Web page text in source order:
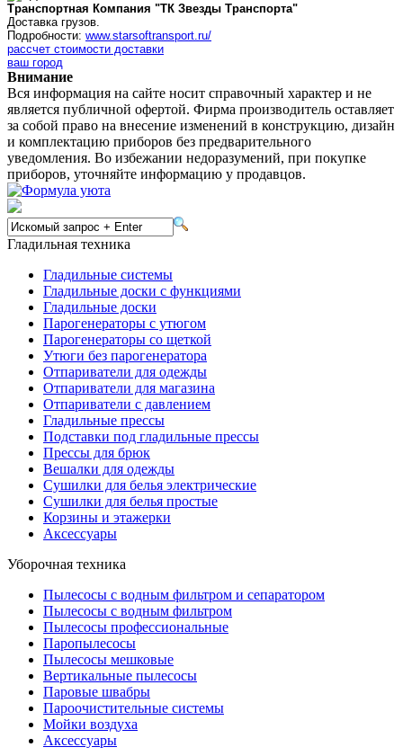
Транспортная Компания "ТК Звезды Транспорта"
Доставка грузов.
Подробности: www.starsoftransport.ru/
рассчет стоимости доставки
ваш город
Внимание
Вся информация на сайте носит справочный характер и не
является публичной офертой. Фирма производитель оставляет
за собой право на внесение изменений в конструкцию, дизайн
и комплектацию приборов без предварительного
уведомления. Во избежании недоразумений, при покупке
приборов, уточняйте информацию у продавцов.
Гладильная техника
Гладильные системы
Гладильные доски с функциями
Гладильные доски
Парогенераторы с утюгом
Парогенераторы со щеткой
Утюги без парогенератора
Отпариватели для одежды
Отпариватели для магазина
Отпариватели с давлением
Гладильные прессы
Подставки под гладильные прессы
Прессы для брюк
Вешалки для одежды
Сушилки для белья электрические
Сушилки для белья простые
Корзины и этажерки
Аксессуары
Уборочная техника
Пылесосы с водным фильтром и сепаратором
Пылесосы с водным фильтром
Пылесосы профессиональные
Паропылесосы
Пылесосы мешковые
Вертикальные пылесосы
Паровые швабры
Пароочистительные системы
Мойки воздуха
Аксессуары